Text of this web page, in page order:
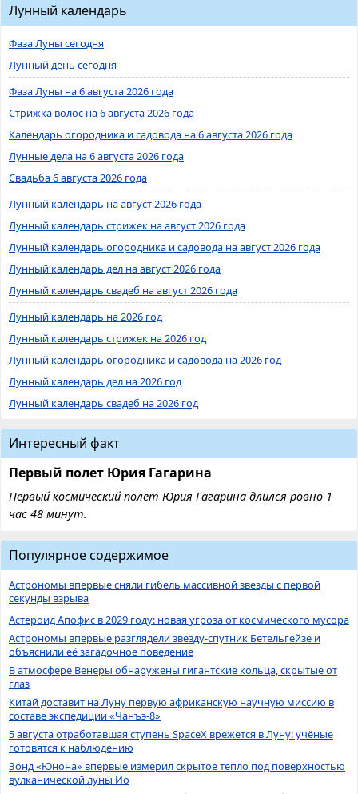
Лунный календарь
Фаза Луны сегодня
Лунный день сегодня
Фаза Луны на 6 августа 2026 года
Стрижка волос на 6 августа 2026 года
Календарь огородника и садовода на 6 августа 2026 года
Лунные дела на 6 августа 2026 года
Свадьба 6 августа 2026 года
Лунный календарь на август 2026 года
Лунный календарь стрижек на август 2026 года
Лунный календарь огородника и садовода на август 2026 года
Лунный календарь дел на август 2026 года
Лунный календарь свадеб на август 2026 года
Лунный календарь на 2026 год
Лунный календарь стрижек на 2026 год
Лунный календарь огородника и садовода на 2026 год
Лунный календарь дел на 2026 год
Лунный календарь свадеб на 2026 год
Интересный факт
Первый полет Юрия Гагарина
Первый космический полет Юрия Гагарина длился ровно 1
час 48 минут.
Популярное содержимое
Астрономы впервые сняли гибель массивной звезды с первой
секунды взрыва
Астероид Апофис в 2029 году: новая угроза от космического мусора
Астрономы впервые разглядели звезду-спутник Бетельгейзе и
объяснили её загадочное поведение
В атмосфере Венеры обнаружены гигантские кольца, скрытые от
глаз
Китай доставит на Луну первую африканскую научную миссию в
составе экспедиции «Чанъэ-8»
5 августа отработавшая ступень SpaceX врежется в Луну: учёные
готовятся к наблюдению
Зонд «Юнона» впервые измерил скрытое тепло под поверхностью
вулканической луны Ио